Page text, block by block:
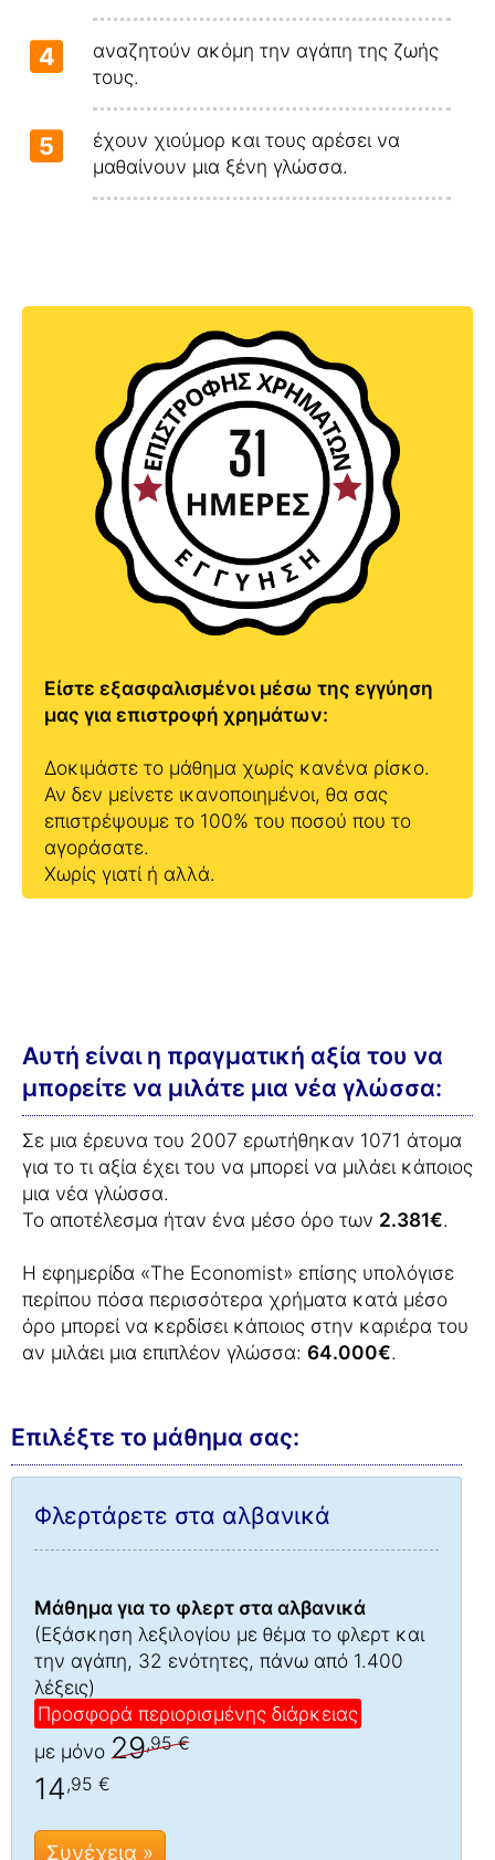
4
αναζητούν ακόμη την αγάπη της ζωής
τους.
5
έχουν χιούμορ και τους αρέσει να
μαθαίνουν μια ξένη γλώσσα.
Είστε εξασφαλισμένοι μέσω της εγγύηση
μας για επιστροφή χρημάτων:
Δοκιμάστε το μάθημα χωρίς κανένα ρίσκο.
Αν δεν μείνετε ικανοποιημένοι, θα σας
επιστρέψουμε το 100% του ποσού που το
αγοράσατε.
Χωρίς γιατί ή αλλά.
Αυτή είναι η πραγματική αξία του να
μπορείτε να μιλάτε μια νέα γλώσσα:
Σε μια έρευνα του 2007 ερωτήθηκαν 1071 άτομα
για το τι αξία έχει του να μπορεί να μιλάει κάποιος
μια νέα γλώσσα.
Το αποτέλεσμα ήταν ένα μέσο όρο των 2.381€.
Η εφημερίδα «The Economist» επίσης υπολόγισε
περίπου πόσα περισσότερα χρήματα κατά μέσο
όρο μπορεί να κερδίσει κάποιος στην καριέρα του
αν μιλάει μια επιπλέον γλώσσα: 64.000€.
Επιλέξτε το μάθημα σας:
Φλερτάρετε στα αλβανικά
Μάθημα για το φλερτ στα αλβανικά
(Εξάσκηση λεξιλογίου με θέμα το φλερτ και
την αγάπη, 32 ενότητες, πάνω από 1.400
λέξεις)
Προσφορά περιορισμένης διάρκειας
με μόνο 29,95 €
14 ,95 €
Συνέχεια »